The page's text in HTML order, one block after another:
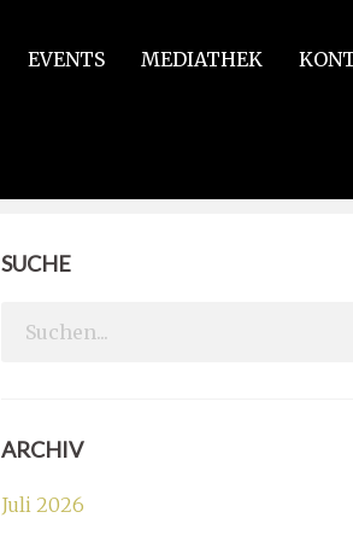
EVENTS MEDIATHEK
SUCHE
Search
ARCHIV
Juli 2026